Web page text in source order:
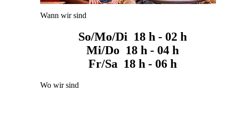
Wann wir sind
So/Mo/Di 18 h - 02 h
Mi/Do 18 h - 04 h
Fr/Sa 18 h - 06 h
Wo wir sind